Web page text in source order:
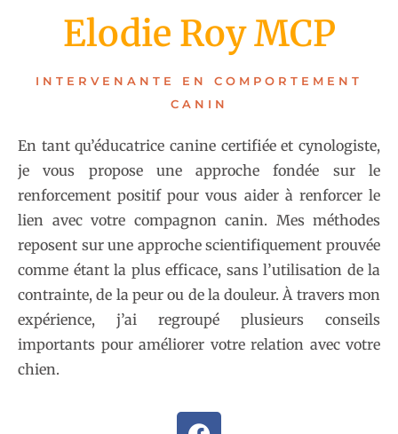
Elodie Roy MCP
INTERVENANTE EN COMPORTEMENT
CANIN
En tant qu’éducatrice canine certifiée et cynologiste,
je vous propose une approche fondée sur le
renforcement positif pour vous aider à renforcer le
lien avec votre compagnon canin. Mes méthodes
reposent sur une approche scientifiquement prouvée
comme étant la plus efficace, sans l’utilisation de la
contrainte, de la peur ou de la douleur. À travers mon
expérience, j’ai regroupé plusieurs conseils
importants pour améliorer votre relation avec votre
chien.